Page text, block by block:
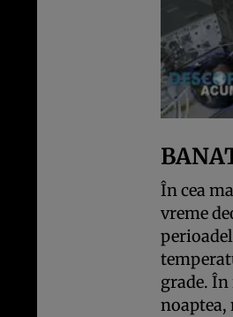
În cea
vreme
grade.
noaptea,